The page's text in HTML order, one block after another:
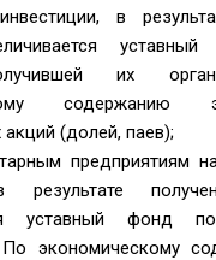
в
уставный
их
содержанию
(долей, паев);
предприятиям
результате
уставный фонд
По экономическому